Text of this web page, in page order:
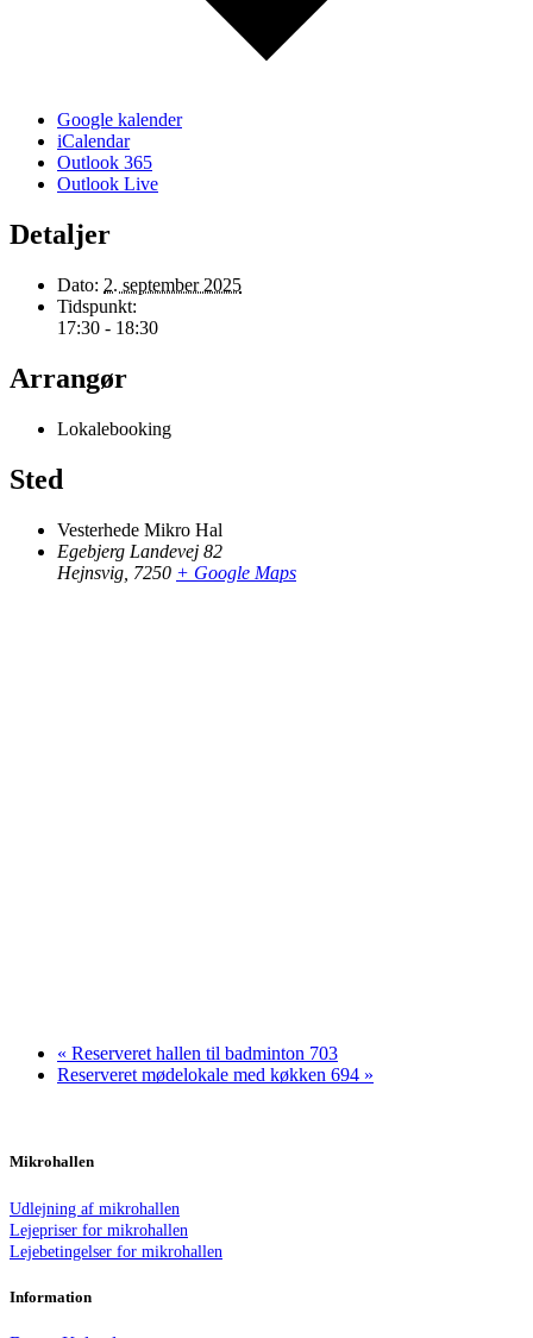
Google kalender
iCalendar
Outlook 365
Outlook Live
Detaljer
Dato: 2. september 2025
Tidspunkt:
17:30 - 18:30
Arrangør
Lokalebooking
Sted
Vesterhede Mikro Hal
Egebjerg Landevej 82
Hejnsvig 7250 + Google Maps
« Reserveret hallen til badminton 703
Reserveret mødelokale med køkken 694 »
Mikrohallen
Udlejning af mikrohallen
Lejepriser for mikrohallen
Lejebetingelser for mikrohallen
Information